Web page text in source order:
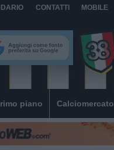
CONTATTI MOBILE
piano Calciomercato